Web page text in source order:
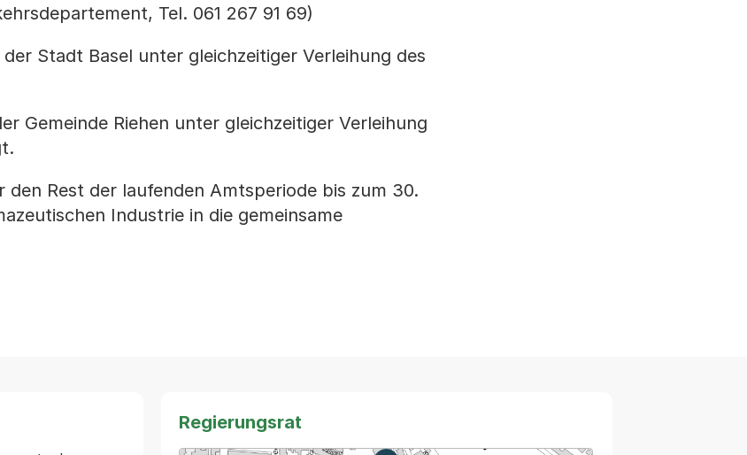
Tel. 061 267 91 69)
Stadt Basel unter gleichzeitiger Verleihung des
Gemeinde Riehen unter gleichzeitiger Verleihung
Rest der laufenden Amtsperiode bis zum 30.
Industrie in die gemeinsame
Regierungsrat